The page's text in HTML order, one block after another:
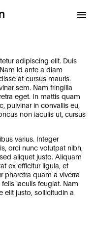
adipiscing elit. Duis
id ante a diam
at cursus mauris.
sem. Nam fringilla
eget. In mattis quam
pulvinar in convallis eu,
non iaculis ut, cursus
varius. Integer
orci nunc volutpat nibh,
aliquet justo. Aliquam
ex efficitur ligula, et
pharetra quam a viverra
iaculis feugiat. Nam
elit justo, sollicitudin a